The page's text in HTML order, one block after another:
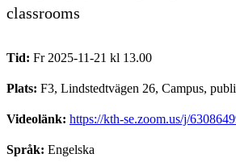
classrooms
Tid: Fr 2025-11-21 kl 13.00
Plats: F3, Lindstedtvägen 26, Campus,
Videolänk: https://kth-se.zoom.us/j/
Språk: Engelska